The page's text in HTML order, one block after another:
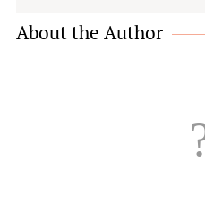
About the Author